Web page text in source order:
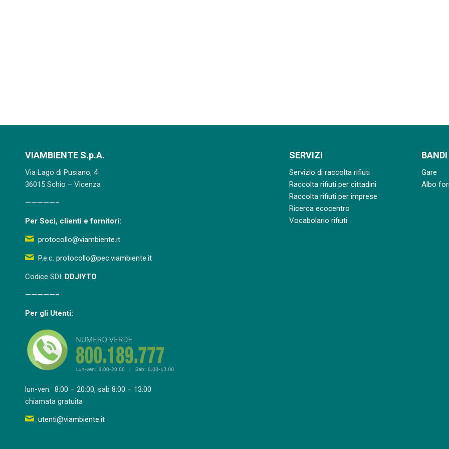
VIAMBIENTE S.p.A.
Via Lago di Pusiano, 4
36015 Schio – Vicenza
—————–
Per Soci, clienti e fornitori:
protocollo@viambiente.it
P.e.c. protocollo@pec.viambiente.it
Codice SDI: DDJIYTO
—————–
Per gli Utenti:
lun-ven: 8:00 – 20:00, sab 8:00 – 13:00
chiamata gratuita
utenti@viambiente.it
SERVIZI
Servizio di raccolta rifiuti
Raccolta rifiuti per cittadini
Raccolta rifiuti per imprese
Ricerca ecocentro
Vocabolario rifiuti
BANDI
Gare
Albo